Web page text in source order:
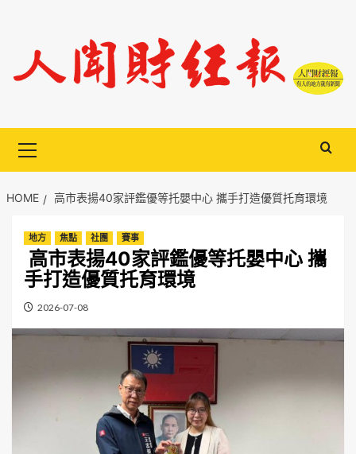
content
Menu
HOME 高市表揚40家評鑑優等托嬰中心 攜手打造優質托育環境
地方 焦點 社團 賽事
高市表揚40家評鑑優等托嬰中心 攜
手打造優質托育環境
2026-07-08